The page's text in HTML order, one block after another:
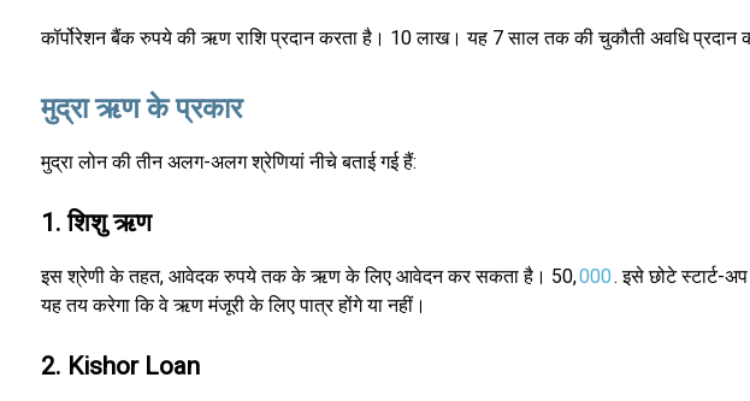
कॉर्पोरेशन बैंक रुपये की ऋण राशि प्रदान करता है। 10 लाख। यह 7 साल तक की चुकौती अवधि
मुद्रा ऋण के प्रकार
मुद्रा लोन की तीन अलग-अलग श्रेणियां नीचे बताई गई हैं:
1. शिशु ऋण
इस श्रेणी के तहत, आवेदक रुपये तक के ऋण के लिए आवेदन कर सकता है। 50,000. इसे छोटे स्टार्ट-
यह तय करेगा कि वे ऋण मंजूरी के लिए पात्र होंगे या नहीं।
2. Kishor Loan